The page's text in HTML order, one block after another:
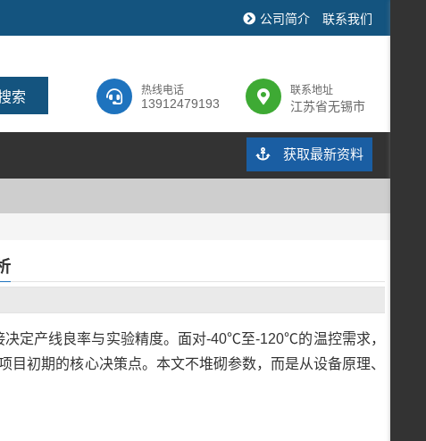
公司简介 联系我们
热线电话
13912479193
联系地址
江苏省无锡市
获取最新资料
定产线良率与实验精度。面对-40℃至-120℃的温控需求，
目初期的核心决策点。本文不堆砌参数，而是从设备原理、